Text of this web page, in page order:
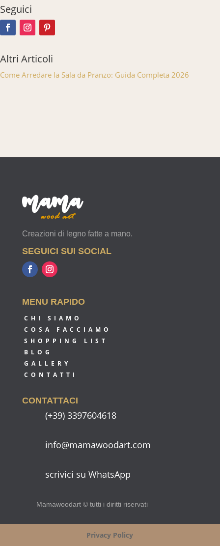
Seguici
Altri Articoli
Come Arredare la Sala da Pranzo: Guida Completa 2026
mama
wood art
Creazioni di legno fatte a mano.
SEGUICI SUI SOCIAL
MENU RAPIDO
CHI SIAMO
COSA FACCIAMO
SHOPPING LIST
BLOG
GALLERY
CONTATTI
CONTATTACI
(+39) 3397604618
info@mamawoodart.com
scrivici su WhatsApp
Mamawoodart © tutti i diritti riservati
Privacy Policy